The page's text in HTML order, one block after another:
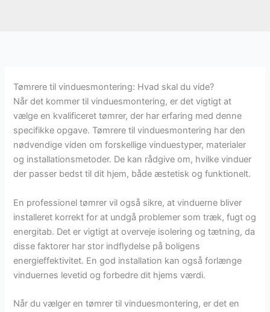
Tømrere til vinduesmontering: Hvad skal du vide?
Når det kommer til vinduesmontering, er det vigtigt at
vælge en kvalificeret tømrer, der har erfaring med denne
specifikke opgave. Tømrere til vinduesmontering har den
nødvendige viden om forskellige vinduestyper, materialer
og installationsmetoder. De kan rådgive om, hvilke vinduer
der passer bedst til dit hjem, både æstetisk og funktionelt.
En professionel tømrer vil også sikre, at vinduerne bliver
installeret korrekt for at undgå problemer som træk, fugt og
energitab. Det er vigtigt at overveje isolering og tætning, da
disse faktorer har stor indflydelse på boligens
energieffektivitet. En god installation kan også forlænge
vinduernes levetid og forbedre dit hjems værdi.
Når du vælger en tømrer til vinduesmontering, er det en